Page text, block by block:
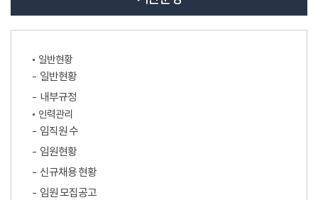
일반현황
일반현황
내부규정
인력관리
임직원 수
임원현황
신규채용 현황
임원 모집공고